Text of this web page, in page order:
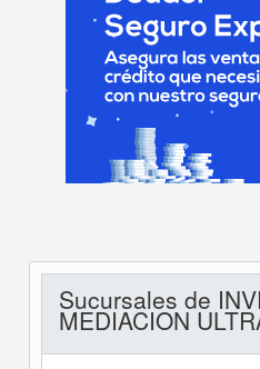
Sucursales de
MEDIACION